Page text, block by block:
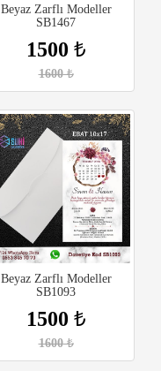
Beyaz Zarflı Modeller
SB1467
1500 ₺
1600₺
Beyaz Zarflı Modeller
SB1093
1500 ₺
1600₺